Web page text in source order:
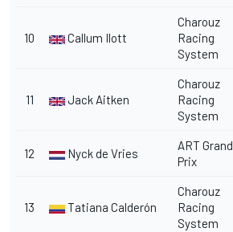
10 Callum Ilott
Charouz
Racing
System
11 Jack Aitken
Charouz
Racing
System
12 Nyck de Vries
ART Grand
Prix
13 Tatiana Calderón
Charouz
Racing
System